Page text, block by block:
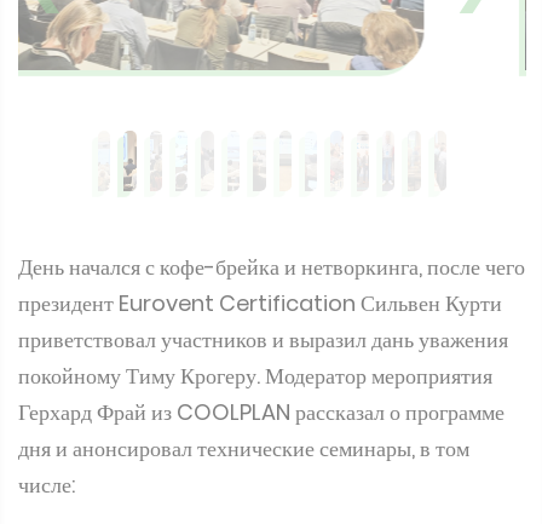
День начался с кофе-брейка и нетворкинга, после чего
президент Eurovent Certification Сильвен Курти
приветствовал участников и выразил дань уважения
покойному Тиму Крогеру. Модератор мероприятия
Герхард Фрай из COOLPLAN рассказал о программе
дня и анонсировал технические семинары, в том
числе: